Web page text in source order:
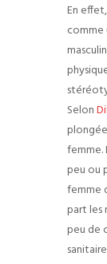
En
Selon
femme.
peu ou
femme
part les
peu de